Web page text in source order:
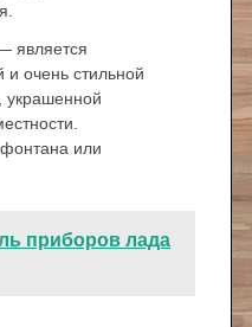
является
и очень стильной
украшенной
или
приборов лада